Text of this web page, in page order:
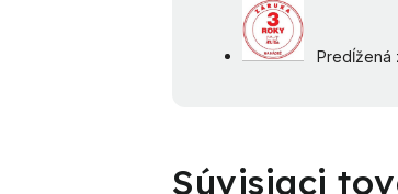
Predĺžená
Súvisiaci